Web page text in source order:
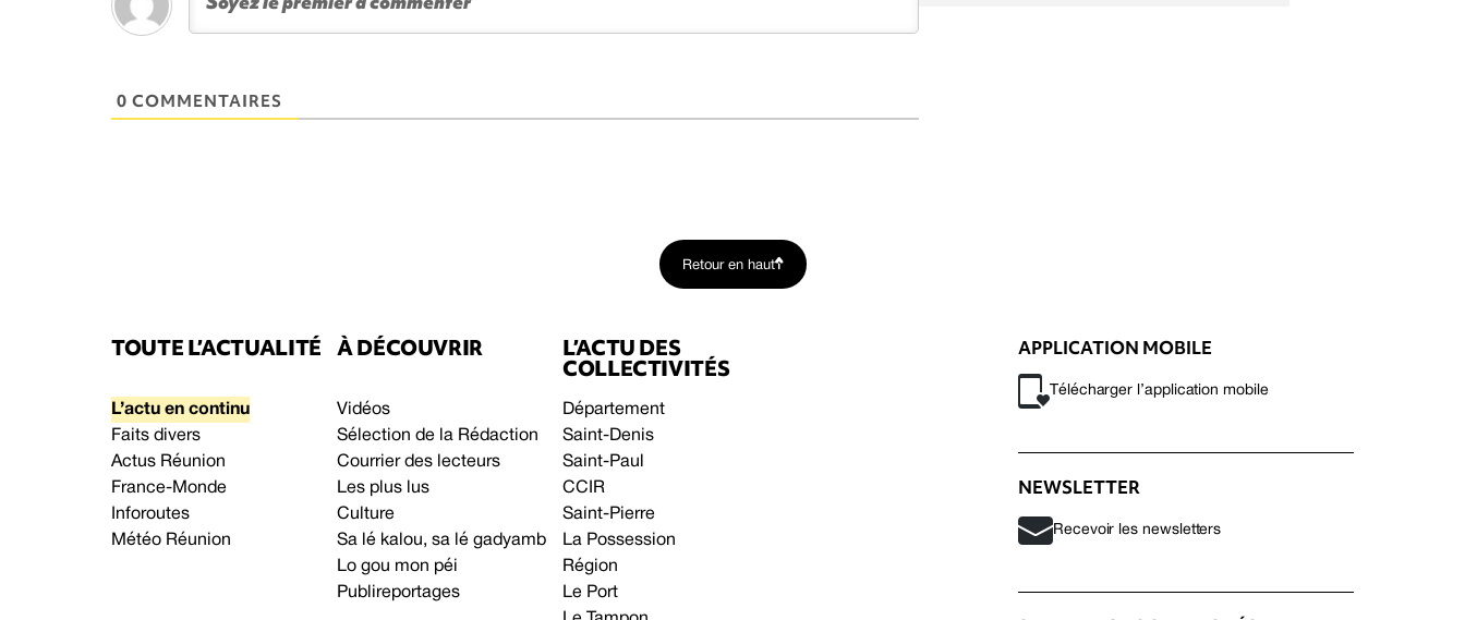
0 COMMENTAIRES
Retour en haut
TOUTE L’ACTUALITÉ
L’actu en continu
Faits divers
Actus Réunion
France-Monde
Inforoutes
Météo Réunion
À DÉCOUVRIR
Vidéos
Sélection de la Rédaction
Courrier des lecteurs
Les plus lus
Culture
Sa lé kalou, sa lé gadyamb
Lo gou mon péi
Publireportages
L’ACTU DES
COLLECTIVITÉS
Département
Saint-Denis
Saint-Paul
CCIR
Saint-Pierre
La Possession
Région
Le Port
APPLICATION MOBILE
Télécharger l’application mobile
NEWSLETTER
Recevoir les newsletters